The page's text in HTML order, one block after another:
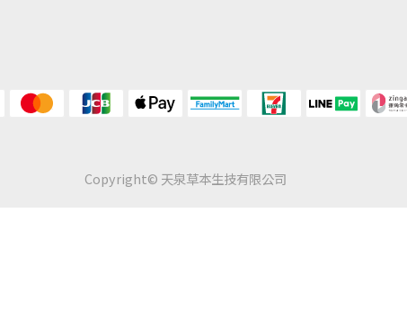
Copyright© 天泉草本生技有限公司